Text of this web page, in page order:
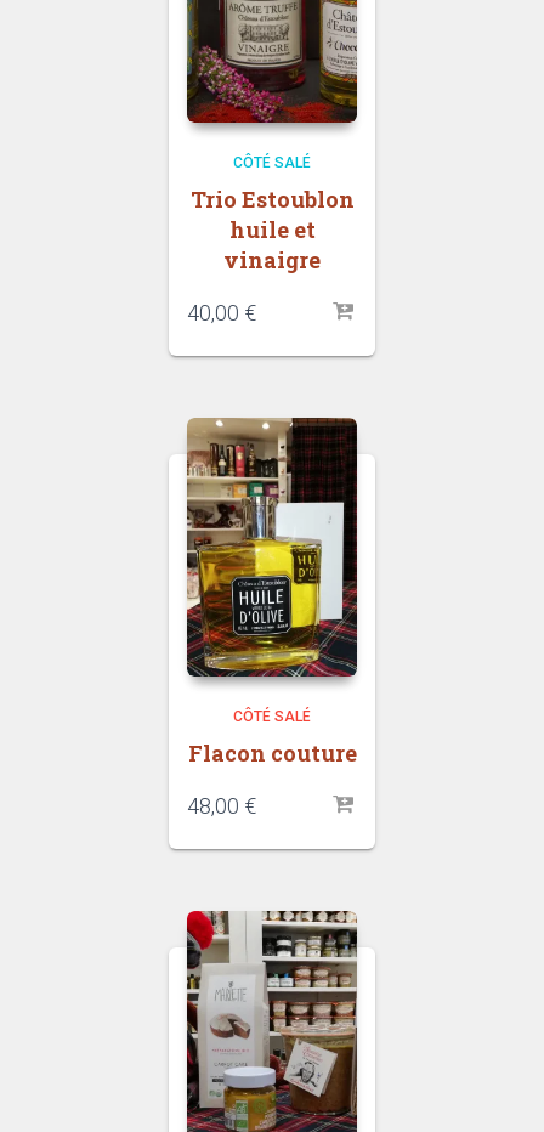
CÔTÉ SALÉ
Trio Estoublon
huile et
vinaigre
40,00 €
CÔTÉ SALÉ
Flacon couture
48,00 €